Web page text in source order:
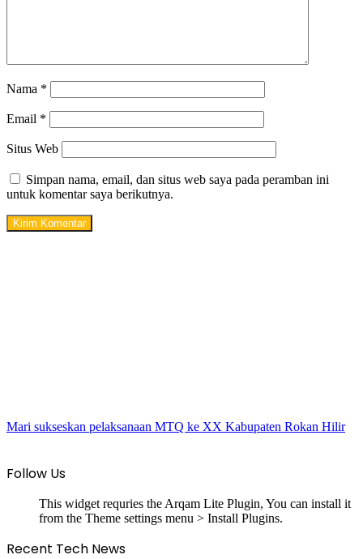
Nama *
Email *
Situs Web
Simpan nama, email, dan situs web saya pada peramban ini
untuk komentar saya berikutnya.
Mari sukseskan pelaksanaan MTQ ke XX Kabupaten Rokan Hilir
Follow Us
This widget requries the Arqam Lite Plugin, You can install it
from the Theme settings menu > Install Plugins.
Recent Tech News